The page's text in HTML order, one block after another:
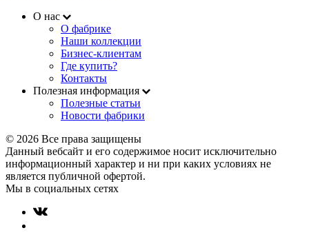
О нас
О фабрике
Наши коллекции
Бизнес-клиентам
Где купить?
Контакты
Полезная информация
Полезные статьи
Новости фабрики
© 2026 Все права защищены
Данный вебсайт и его содержимое носит исключительно
информационный характер и ни при каких условиях не
является публичной офертой.
Мы в социальных сетях